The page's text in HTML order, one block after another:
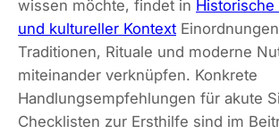
wissen möchte, findet in
und kultureller Kontext
Traditionen, Rituale und moderne
miteinander verknüpfen. Konkrete
Handlungsempfehlungen für akute
Checklisten zur Ersthilfe sind im